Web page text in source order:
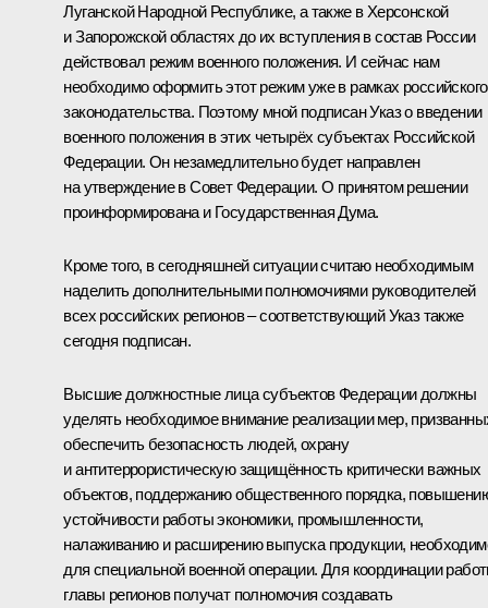
Луганской Народной Республике, а также в Херсонской
и Запорожской областях до их вступления в состав России
действовал режим военного положения. И сейчас нам
необходимо оформить этот режим уже в рамках российского
законодательства. Поэтому мной подписан Указ о введении
военного положения в этих четырёх субъектах Российской
Федерации. Он незамедлительно будет направлен
на утверждение в Совет Федерации. О принятом решении
проинформирована и Государственная Дума.
Кроме того, в сегодняшней ситуации считаю необходимым
наделить дополнительными полномочиями руководителей
всех российских регионов – соответствующий Указ также
сегодня подписан.
Высшие должностные лица субъектов Федерации должны
уделять необходимое внимание реализации мер,
обеспечить безопасность людей, охрану
и антитеррористическую защищённость критически важных
объектов, поддержанию общественного порядка,
устойчивости работы экономики, промышленности,
налаживанию и расширению выпуска продукции,
для специальной военной операции. Для координации
главы регионов получат полномочия создавать